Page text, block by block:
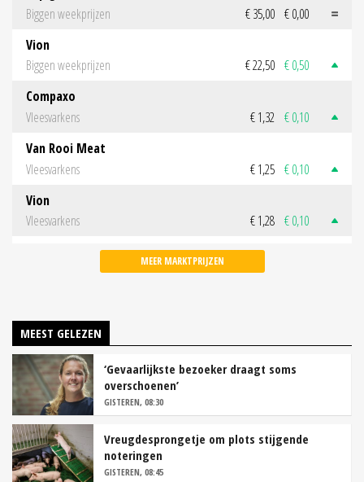
Biggen weekprijzen
€ 35,00 € 0,00
Vion
Biggen weekprijzen
€ 22,50 € 0,50
Compaxo
Vleesvarkens
€ 1,32 € 0,10
Van Rooi Meat
Vleesvarkens
€ 1,25 € 0,10
Vion
Vleesvarkens
€ 1,28 € 0,10
MEER MARKTPRIJZEN
MEEST GELEZEN
‘Gevaarlijkste bezoeker draagt soms
overschoenen’
GISTEREN, 08:30
Vreugdesprongetje om plots stijgende
noteringen
GISTEREN, 08:45